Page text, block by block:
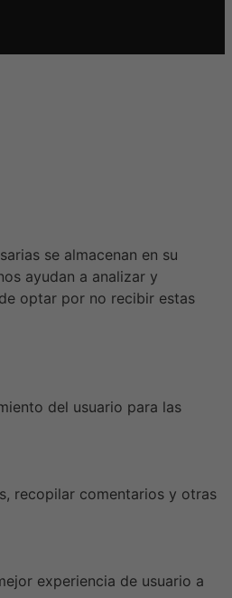
se almacenan en su
ayudan a analizar y
optar por no recibir estas
del usuario para las
recopilar comentarios y otras
experiencia de usuario a